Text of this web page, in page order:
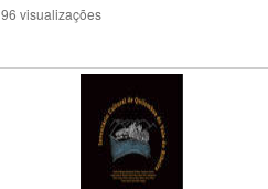
96 visualizações